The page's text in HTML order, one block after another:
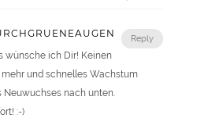
Reply
wünsche ich Dir! Keinen
mehr und schnelles Wachstum
Neuwuchses nach unten.
:-)